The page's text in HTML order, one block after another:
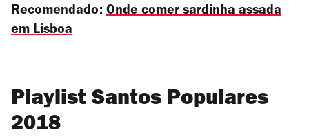
Recomendado: Onde comer sardinha assada
em Lisboa
Playlist Santos Populares
2018